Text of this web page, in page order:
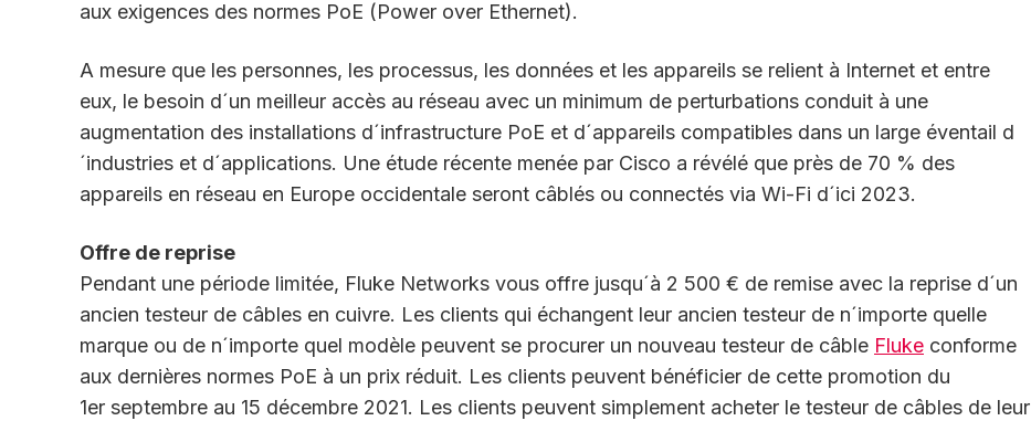
aux exigences des normes PoE (Power over Ethernet).
A mesure que les personnes, les processus, les données et les appareils se relient à Internet et entre
eux, le besoin d´un meilleur accès au réseau avec un minimum de perturbations conduit à une
augmentation des installations d´infrastructure PoE et d´appareils compatibles dans un large éventail d
´industries et d´applications. Une étude récente menée par Cisco a révélé que près de 70 % des
appareils en réseau en Europe occidentale seront câblés ou connectés via Wi-Fi d´ici 2023.
Offre de reprise
Pendant une période limitée, Fluke Networks vous offre jusqu´à 2 500 € de remise avec la reprise d´un
ancien testeur de câbles en cuivre. Les clients qui échangent leur ancien testeur de n´importe quelle
marque ou de n´importe quel modèle peuvent se procurer un nouveau testeur de câble Fluke conforme
aux dernières normes PoE à un prix réduit. Les clients peuvent bénéficier de cette promotion du
1er septembre au 15 décembre 2021. Les clients peuvent simplement acheter le testeur de câbles de leur